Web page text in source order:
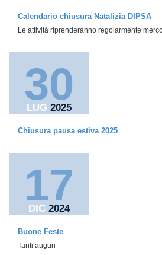
Calendario chiusura Natalizia DIPSA
Le attività riprenderanno regolarmente
30
LUG 2025
Chiusura pausa estiva 2025
17
DIC 2024
Buone Feste
Tanti auguri